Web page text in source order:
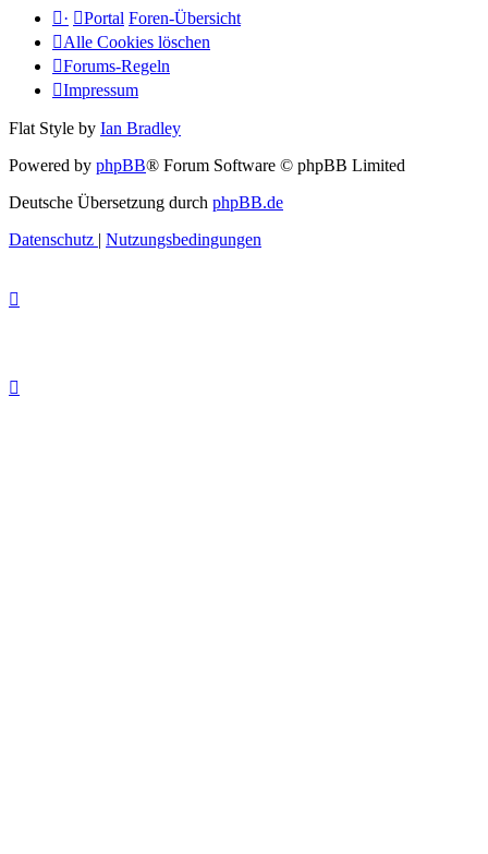
· Portal Foren-Übersicht
Alle Cookies löschen
Forums-Regeln
Impressum
Flat Style by Ian Bradley
Powered by phpBB® Forum Software © phpBB Limited
Deutsche Übersetzung durch phpBB.de
Datenschutz | Nutzungsbedingungen